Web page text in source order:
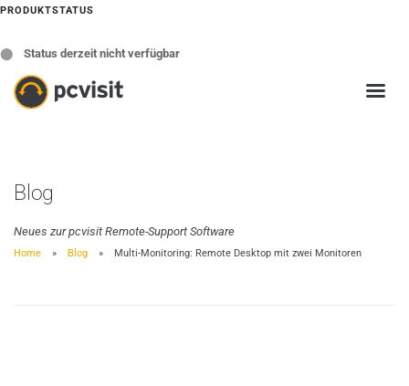
PRODUKTSTATUS
⬤ Status derzeit nicht verfügbar
Blog
Neues zur pcvisit Remote-Support Software
Home Blog Multi-Monitoring: Remote Desktop mit zwei Monitoren